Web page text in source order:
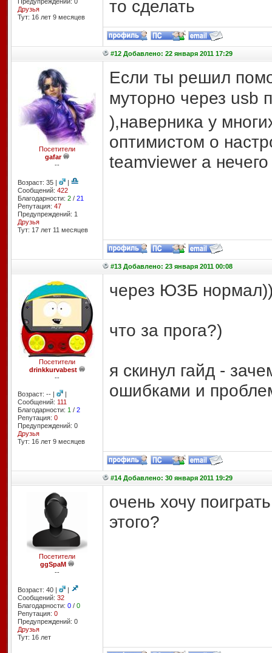
Друзья
Тут: 16 лет 9 месяцев
то сделать
#12 Добавлено: 22 января 2011 17:29
Посетители
gafar
--
Возраст: 35 |
|
Сообщений: 422
Благодарности: 2/ 21
Репутация: 47
Предупреждений: 1
Друзья
Тут: 17 лет 11 месяцев
Если ты решил
муторно через usb
),наверника у
оптимистом о
teamviewer а
#13 Добавлено: 23 января 2011 00:08
Посетители
drinkkurvabest
--
Возраст: -- |
|
Сообщений: 111
Благодарности: 1 / 2
Репутация: 0
Предупреждений: 0
Друзья
Тут: 16 лет 9 месяцев
через ЮЗБ
что за прога?)
я скинул гайд -
ошибками и
#14 Добавлено: 30 января 2011 19:29
Посетители
ggSpaM
--
Возраст: 40 |
|
Сообщений: 32
Благодарности: 0/ 0
Репутация: 0
Предупреждений: 0
Друзья
Тут: 16 лет
очень хочу
этого?